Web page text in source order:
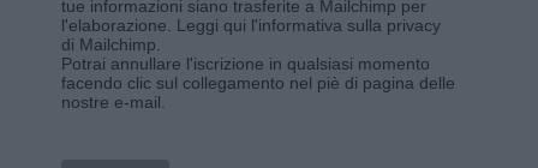
tue informazioni siano trasferite a Mailchimp per
l'elaborazione. Leggi qui l'informativa sulla privacy
di Mailchimp
Potrai annullare l'iscrizione in qualsiasi momento
facendo clic sul collegamento nel piè di pagina delle
nostre e-mail.